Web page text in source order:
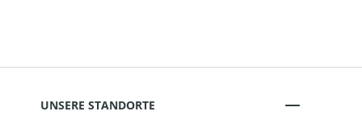
UNSERE STANDORTE